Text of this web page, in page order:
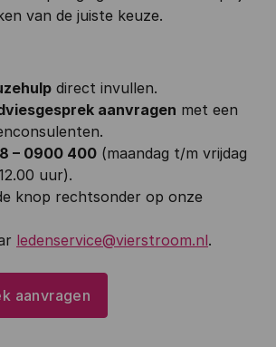
van de juiste keuze.
direct invullen.
aanvragen met een
– 0900 400 (maandag t/m vrijdag
uur).
knop rechtsonder op onze
ledenservice@vierstroom.nl.
aanvragen